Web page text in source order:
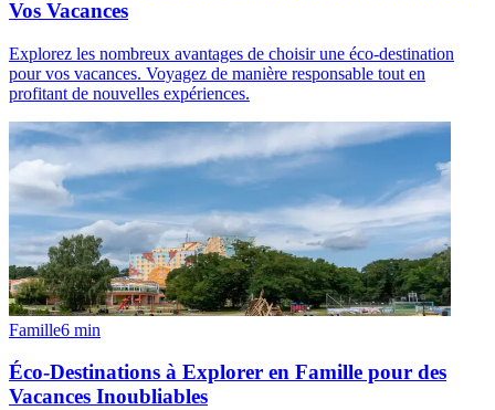
Vos Vacances
Explorez les nombreux avantages de choisir une éco-destination
pour vos vacances. Voyagez de manière responsable tout en
profitant de nouvelles expériences.
Famille6 min
Éco-Destinations à Explorer en Famille pour des
Vacances Inoubliables